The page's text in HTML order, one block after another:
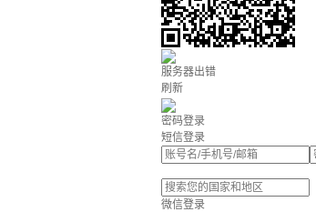
服务器出错
刷新
密码登录
短信登录
微信登录